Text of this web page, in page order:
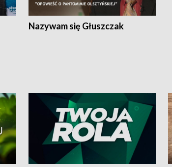
Nazywam się Głuszczak